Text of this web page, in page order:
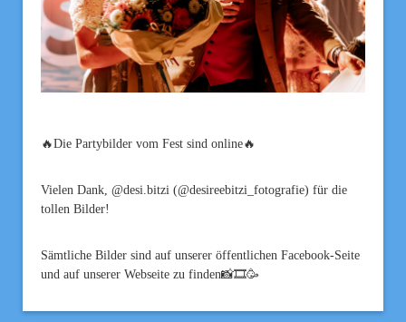
🔥Die Partybilder vom Fest sind online🔥
Vielen Dank, @desi.bitzi (@desireebitzi_fotografie) für die
tollen Bilder!
Sämtliche Bilder sind auf unserer öffentlichen Facebook-Seite
und auf unserer Webseite zu finden📸🎞️🥳